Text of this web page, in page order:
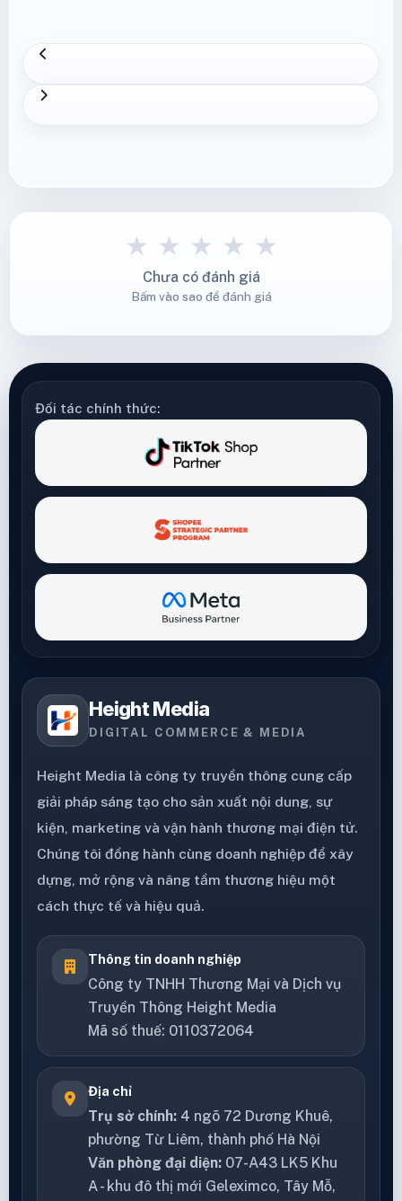
★ ★ ★ ★ ★
Chưa có đánh giá
Bấm vào sao để đánh giá
Đối tác chính thức:
Height Media
DIGITAL COMMERCE & MEDIA
Height Media là công ty truyền thông cung cấp
giải pháp sáng tạo cho sản xuất nội dung, sự
kiện, marketing và vận hành thương mại điện tử.
Chúng tôi đồng hành cùng doanh nghiệp để xây
dựng, mở rộng và nâng tầm thương hiệu một
cách thực tế và hiệu quả.
Thông tin doanh nghiệp
Công ty TNHH Thương Mại và Dịch vụ
Truyền Thông Height Media
Mã số thuế: 0110372064
Địa chỉ
Trụ sở chính: 4 ngõ 72 Dương Khuê,
phường Từ Liêm, thành phố Hà Nội
Văn phòng đại diện: 07-A43 LK5 Khu
A - khu đô thị mới Geleximco, Tây Mỗ,